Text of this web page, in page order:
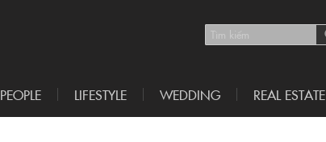
PEOPLE LIFESTYLE WEDDING REAL ESTATE